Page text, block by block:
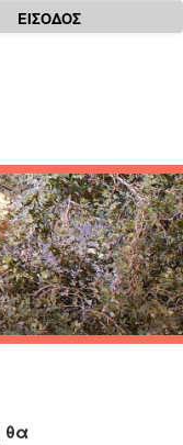
ΕΙΣΟΔΟΣ
θα